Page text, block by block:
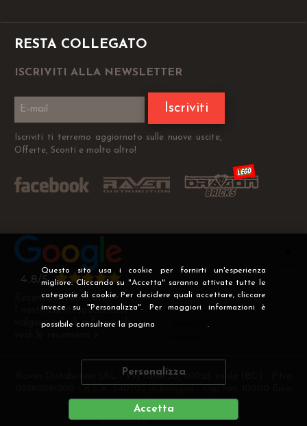
Questo sito usa i cookie per fornirti un'esperienza
migliore. Cliccando su "Accetta" saranno attivate tutte le
categorie di cookie. Per decidere quali accettare, cliccare
invece su "Personalizza". Per maggiori informazioni è
possibile consultare la pagina .
Personalizza
Accetta
RESTA COLLEGATO
ISCRIVITI ALLA NEWSLETTER
Iscriviti
Iscriviti ti terremo aggiornato sulle nuove uscite,
Offerte, Sconti e molto altro!
Recensioni Verificate
I nostri clienti soddisfatti
valgono più di mille parole
Raven Distribution SRL - Via Fanin 30, 40026 Imola (BO) - P.Iva
i.v
DEVELOPERCREATIVE WEB